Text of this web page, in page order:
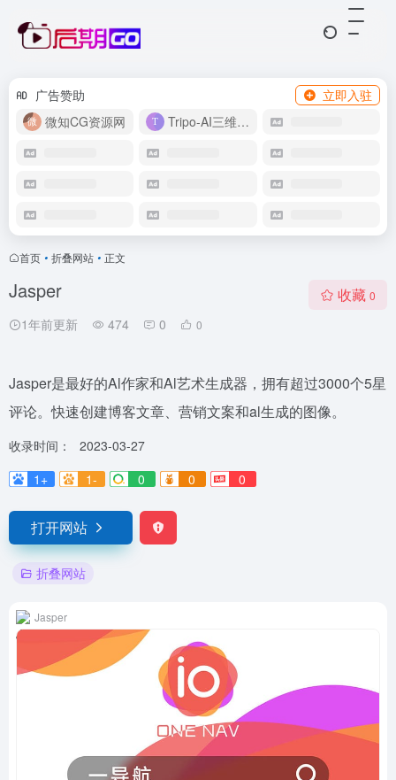
广告赞助
立即入驻
微知CG资源网
Tripo-AI三维模型
首页 • 折叠网站 • 正文
Jasper
1年前更新 474 0 0
收藏 0
Jasper是最好的Al作家和Al艺术生成器，拥有超过3000个5星
评论。快速创建博客文章、营销文案和al生成的图像。
收录时间：
2023-03-27
1+
1- 0 0 0
打开网站
折叠网站
Jasper